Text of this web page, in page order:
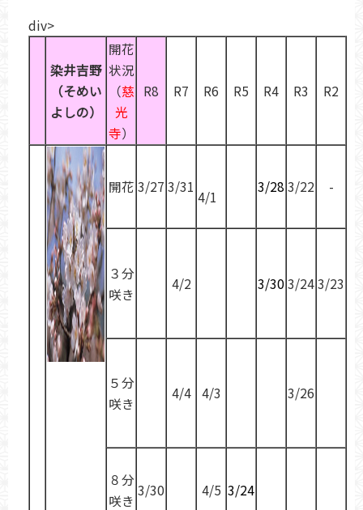
div>
染井吉野
（そめい
よしの）
開花
状況
（慈
光
寺）
R8 R7 R6 R5 R4 R3 R2
開花 3/27 3/31
4/1
3/28 3/22 -
３分
咲き
4/2 3/303/243/23
５分
咲き
4/4 4/3 3/26
８分
咲き
3/30 4/5 3/24